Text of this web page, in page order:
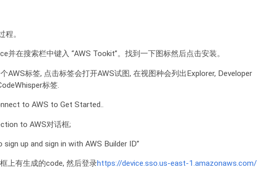
程。
并在搜索栏中键入 “AWS Tookit”。找到一下图标然后点击安装。
AWS标签, 点击标签会打开AWS试图, 在视图种会列出Explorer, Developer
标签.
to AWS to Get Started..
to AWS对话框;
up and sign in with AWS Builder ID”
上有生成的code, 然后登录https://device.sso.us-east-1.amazonaws.com/